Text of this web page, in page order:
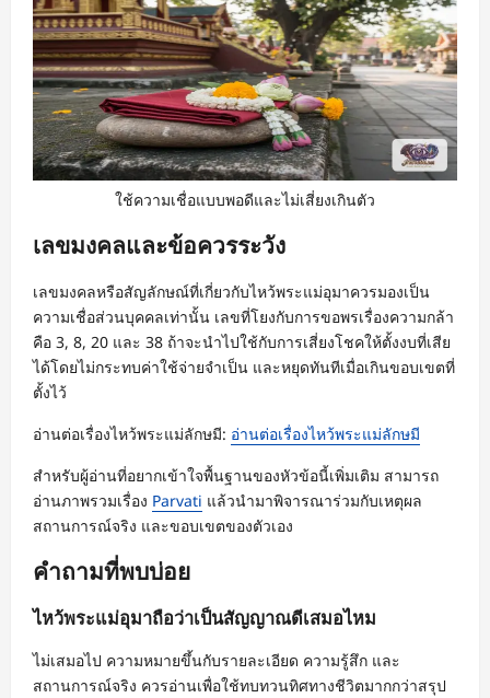
ใช้ความเชื่อแบบพอดีและไม่เสี่ยงเกินตัว
เลขมงคลและข้อควรระวัง
เลขมงคลหรือสัญลักษณ์ที่เกี่ยวกับไหว้พระแม่อุมาควรมองเป็น
ความเชื่อส่วนบุคคลเท่านั้น เลขที่โยงกับการขอพรเรื่องความกล้า
คือ 3, 8, 20 และ 38 ถ้าจะนำไปใช้กับการเสี่ยงโชคให้ตั้งงบที่เสีย
ได้โดยไม่กระทบค่าใช้จ่ายจำเป็น และหยุดทันทีเมื่อเกินขอบเขตที่
ตั้งไว้
อ่านต่อเรื่องไหว้พระแม่ลักษมี: อ่านต่อเรื่องไหว้พระแม่ลักษมี
สำหรับผู้อ่านที่อยากเข้าใจพื้นฐานของหัวข้อนี้เพิ่มเติม สามารถ
อ่านภาพรวมเรื่อง Parvati แล้วนำมาพิจารณาร่วมกับเหตุผล
สถานการณ์จริง และขอบเขตของตัวเอง
คำถามที่พบบ่อย
ไหว้พระแม่อุมาถือว่าเป็นสัญญาณดีเสมอไหม
ไม่เสมอไป ความหมายขึ้นกับรายละเอียด ความรู้สึก และ
สถานการณ์จริง ควรอ่านเพื่อใช้ทบทวนทิศทางชีวิตมากกว่าสรุป